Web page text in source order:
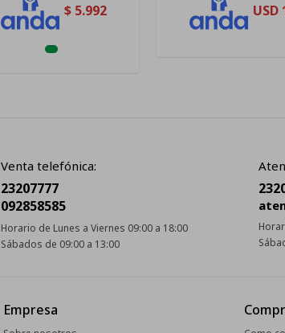
$ 5.992 USD
Venta telefónica:
23207777
092858585
Horario de Lunes a Viernes 09:00 a 18:00
Sábados de 09:00 a 13:00
Empresa